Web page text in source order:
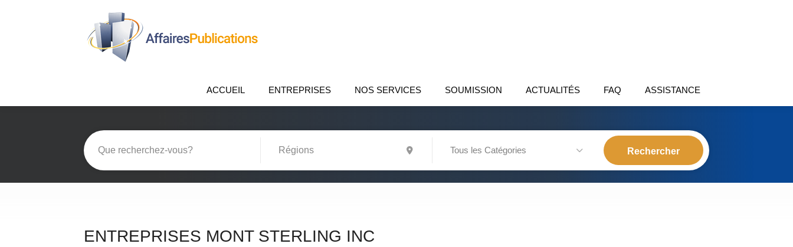
ACCUEIL ENTREPRISES NOS SERVICES SOUMISSION ACTUALITÉS FAQ ASSISTANCE
Tous les Catégories
ENTREPRISES MONT STERLING INC